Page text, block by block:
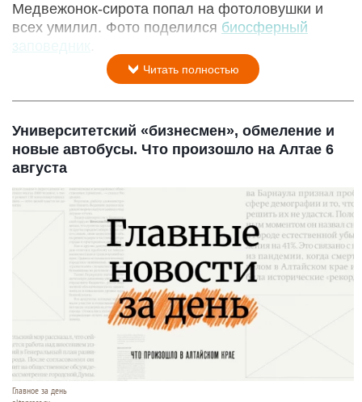
Медвежонок-сирота попал на фотоловушки и
всех умилил. Фото поделился биосферный
заповедник
Читать полностью
Университетский «бизнесмен», обмеление и
новые автобусы. Что произошло на Алтае 6
августа
Главное за день